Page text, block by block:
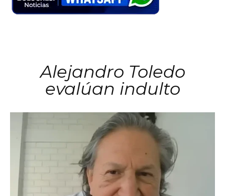
Alejandro Toledo
evalúan indulto